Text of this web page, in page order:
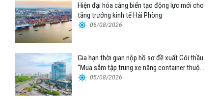
Hiện đại hóa cảng biển tạo động lực mới cho
tăng trưởng kinh tế Hải Phòng
06/08/2026
Gia hạn thời gian nộp hồ sơ đề xuất Gói thầu
“Mua sắm tập trung xe nâng container thuộc
Tổng công ty Hàng hải Việt Nam – CTCP”
05/08/2026